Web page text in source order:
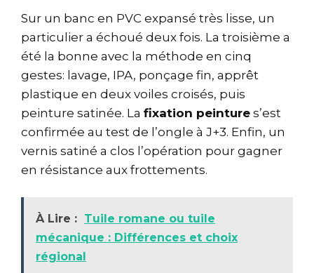
Sur un banc en PVC expansé très lisse, un
particulier a échoué deux fois. La troisième a
été la bonne avec la méthode en cinq
gestes: lavage, IPA, ponçage fin, apprêt
plastique en deux voiles croisés, puis
peinture satinée. La fixation peinture s’est
confirmée au test de l’ongle à J+3. Enfin, un
vernis satiné a clos l’opération pour gagner
en résistance aux frottements.
À Lire : Tuile romane ou tuile
mécanique : Différences et choix
régional